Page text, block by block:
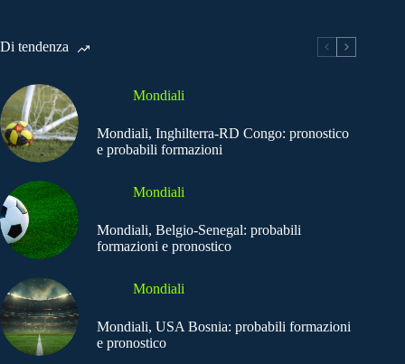
Di tendenza
Mondiali
Mondiali, Inghilterra-RD Congo: pronostico
e probabili formazioni
Mondiali
Mondiali, Belgio-Senegal: probabili
formazioni e pronostico
Mondiali
Mondiali, USA Bosnia: probabili formazioni
e pronostico